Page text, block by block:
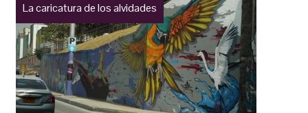
La caricatura de los alvidades